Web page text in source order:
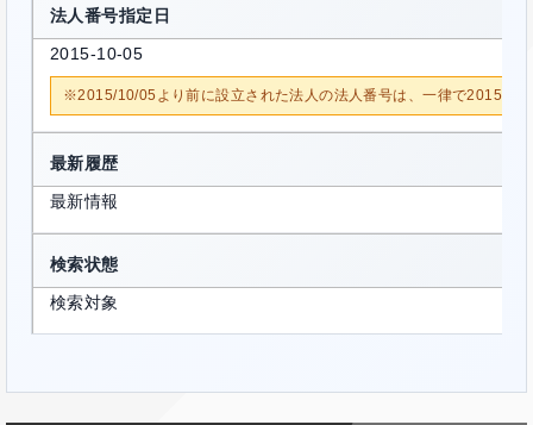
法人番号指定日
2015-10-05
※2015/10/05より前に設立された法人の法人番号は、一律で2015/10/
最新履歴
最新情報
検索状態
検索対象